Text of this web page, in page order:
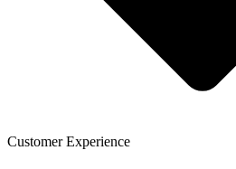
Customer Experience